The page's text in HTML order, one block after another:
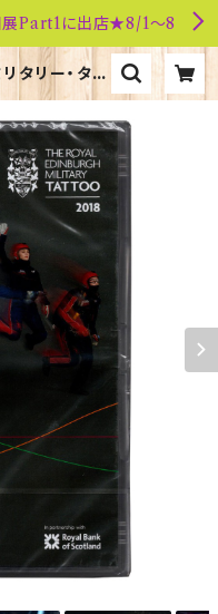
展Part1に出店★8/1～8
タリー・タト
雑貨専門店